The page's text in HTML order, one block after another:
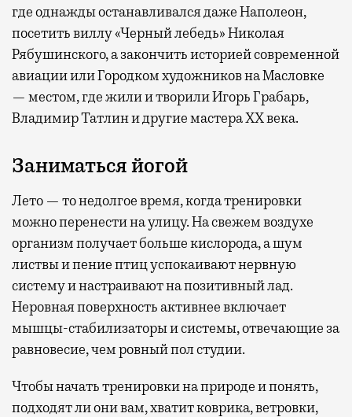
гдеоднажды останавливался даже Наполеон,
посетить виллу «Черный лебедь» Николая
Рябушинского, а закончить историей современной
авиации или Городком художников на Масловке
— местом, где жили и творили Игорь Грабарь,
Владимир Татлин и другие мастера XX века.
Заниматься йогой
Лето — то недолгое время, когда тренировки
можно перенести на улицу. На свежем воздухе
организм получает больше кислорода, а шум
листвы и пение птиц успокаивают нервную
систему и настраивают на позитивный лад.
Неровная поверхность активнее включает
мышцы-стабилизаторы и системы, отвечающие за
равновесие, чем ровный пол студии.
Чтобы начать тренировки на природе и понять,
подходят ли они вам, хватит коврика, ветровки,